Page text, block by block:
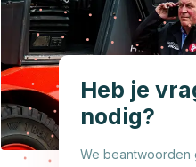
Heb je
nodig?
We beantwoorden